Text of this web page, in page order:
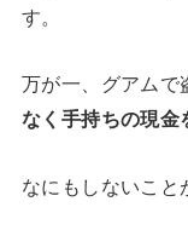
す。
万が一、グアムで
なく手持ちの現金
なにもしないこと